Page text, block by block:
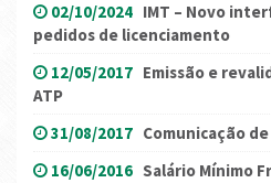
02/10/2024 IMT – Novo
pedidos de licenciamento
12/05/2017 Emissão e
ATP
31/08/2017 Comunicação
16/06/2016 Salário Mínimo